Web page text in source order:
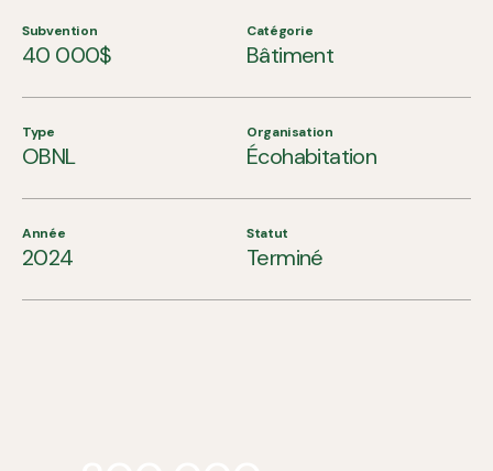
Subvention
40 000$
Catégorie
Bâtiment
Type
OBNL
Organisation
Écohabitation
Année
2024
Statut
Terminé